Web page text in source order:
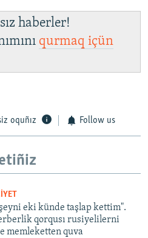
haberler!
qurmaq içün
oquñız Follow us
eki künde taşlap kettim".
qorqusı rusiyelilerni
memleketten quva